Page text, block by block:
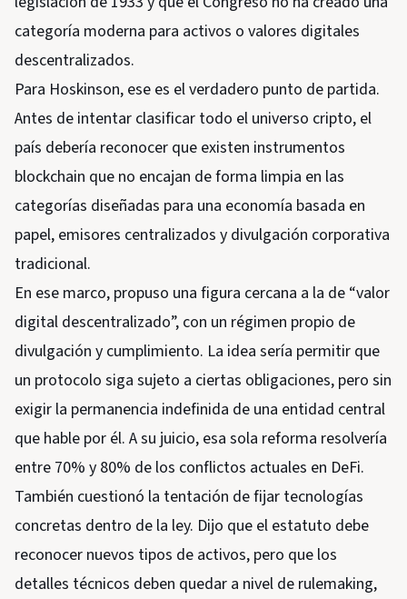
categoría moderna para activos o valores digitales
descentralizados.
Para Hoskinson, ese es el verdadero punto de partida.
Antes de intentar clasificar todo el universo cripto, el
país debería reconocer que existen instrumentos
blockchain que no encajan de forma limpia en las
categorías diseñadas para una economía basada en
papel, emisores centralizados y divulgación corporativa
tradicional.
En ese marco, propuso una figura cercana a la de “valor
digital descentralizado”, con un régimen propio de
divulgación y cumplimiento. La idea sería permitir que
un protocolo siga sujeto a ciertas obligaciones, pero sin
exigir la permanencia indefinida de una entidad central
que hable por él. A su juicio, esa sola reforma resolvería
entre 70% y 80% de los conflictos actuales en DeFi.
También cuestionó la tentación de fijar tecnologías
concretas dentro de la ley. Dijo que el estatuto debe
reconocer nuevos tipos de activos, pero que los
detalles técnicos deben quedar a nivel de rulemaking,